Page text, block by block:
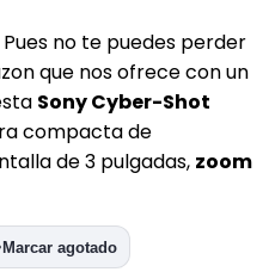
no te puedes perder
que nos ofrece con un
Sony Cyber-Shot
compacta de
de 3 pulgadas, zoom
Marcar agotado